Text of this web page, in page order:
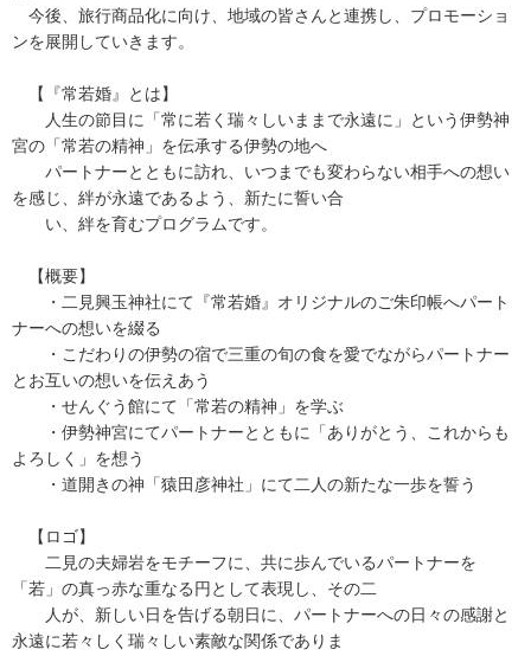
今後、旅行商品化に向け、地域の皆さんと連携し、プロモーショ
ンを展開していきます。
【『常若婚』とは】
人生の節目に「常に若く瑞々しいままで永遠に」という伊勢神
宮の「常若の精神」を伝承する伊勢の地へ
パートナーとともに訪れ、いつまでも変わらない相手への想い
を感じ、絆が永遠であるよう、新たに誓い合
い、絆を育むプログラムです。
【概要】
・二見興玉神社にて『常若婚』オリジナルのご朱印帳へパート
ナーへの想いを綴る
・こだわりの伊勢の宿で三重の旬の食を愛でながらパートナー
とお互いの想いを伝えあう
・せんぐう館にて「常若の精神」を学ぶ
・伊勢神宮にてパートナーとともに「ありがとう、これからも
よろしく」を想う
・道開きの神「猿田彦神社」にて二人の新たな一歩を誓う
【ロゴ】
二見の夫婦岩をモチーフに、共に歩んでいるパートナーを
「若」の真っ赤な重なる円として表現し、その二
人が、新しい日を告げる朝日に、パートナーへの日々の感謝と
永遠に若々しく瑞々しい素敵な関係でありま